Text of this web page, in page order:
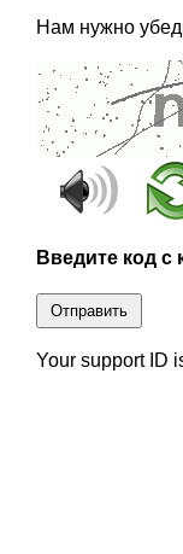
Нам нужно
Введите код с
Отправить
Your support ID